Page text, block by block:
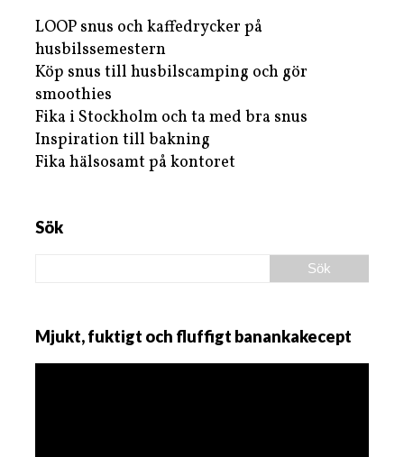
LOOP snus och kaffedrycker på
husbilssemestern
Köp snus till husbilscamping och gör
smoothies
Fika i Stockholm och ta med bra snus
Inspiration till bakning
Fika hälsosamt på kontoret
Sök
Mjukt, fuktigt och fluffigt banankakecept